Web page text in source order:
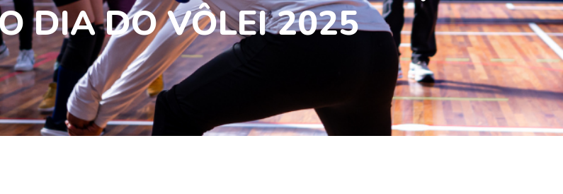
DIA DO VÔLEI 2025